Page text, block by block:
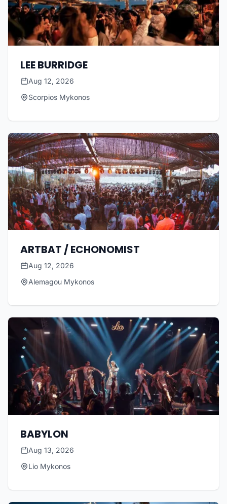
LEE BURRIDGE
Aug 12, 2026
Scorpios Mykonos
ARTBAT / ECHONOMIST
Aug 12, 2026
Alemagou Mykonos
BABYLON
Aug 13, 2026
Lio Mykonos